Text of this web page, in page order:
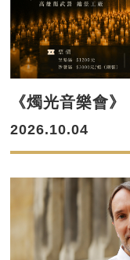
《燭光音樂會》
2026.10.04